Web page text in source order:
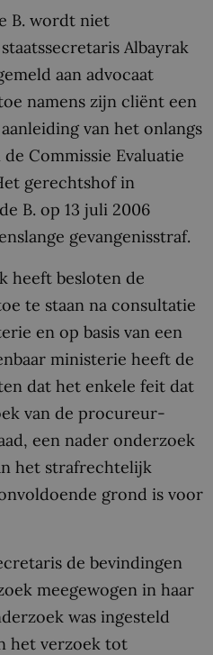
B. wordt niet
Albayrak
aan advocaat
namens zijn cliënt een
van het onlangs
Commissie Evaluatie
gerechtshof in
B. op 13 juli 2006
gevangenisstraf.
heeft besloten de
te staan na consultatie
en op basis van een
ministerie heeft de
dat het enkele feit dat
van de procureur-
een nader onderzoek
het strafrechtelijk
grond is voor
de bevindingen
meegewogen in haar
was ingesteld
het verzoek tot